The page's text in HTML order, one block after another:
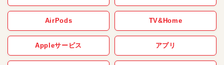
AirPods TV&Home
Appleサービス アプリ